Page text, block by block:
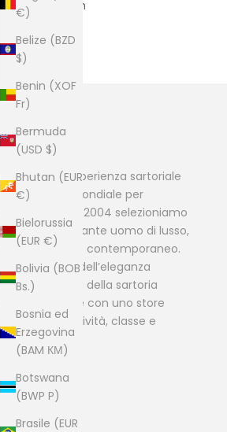
€)
Belize (BZD
$)
Benin (XOF
Fr)
Bermuda
(USD $)
Bhutan (EUR
€)
Bielorussia
(EUR €)
Bolivia (BOB
Bs.)
Bosnia ed
Erzegovina
(BAM КМ)
Botswana
(BWP P)
Brasile (EUR
premium
moda
nasce dall’esperienza sartoriale
riferimento mondiale per
dettagli. Dal 2004 selezioniamo
elegante uomo di lusso,
e stile contemporaneo.
capitale dell’eleganza
la qualità della sartoria
accessibile con uno store
cerca esclusività, classe e